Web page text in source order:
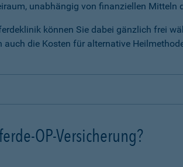
unabhängig von finanziellen Mitteln
können Sie dabei gänzlich frei
auch die Kosten für alternative
OP-Versicherung?